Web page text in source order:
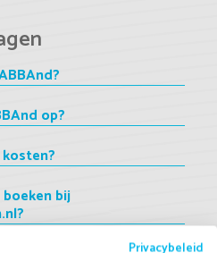
op?
bij
Privacybeleid